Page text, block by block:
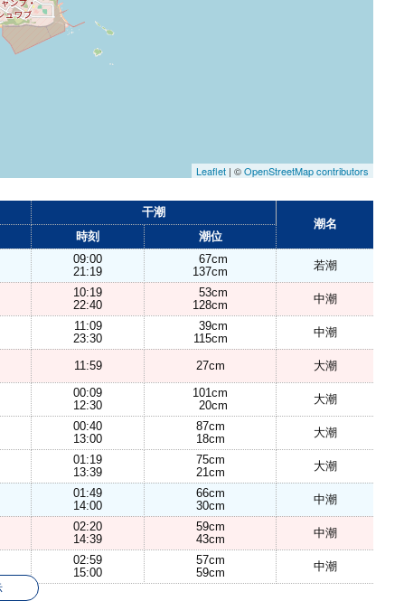
Leaflet | ©OpenStreetMap contributors
干潮
潮名
時刻 潮位
09:00
21:19
67cm
137cm
若潮
10:19
22:40
53cm
128cm
中潮
11:09
23:30
39cm
115cm
中潮
11:59 27cm 大潮
00:09
12:30
101cm
20cm
大潮
00:40
13:00
87cm
18cm
大潮
01:19
13:39
75cm
21cm
大潮
01:49
14:00
66cm
30cm
中潮
02:20
14:39
59cm
43cm
中潮
02:59
15:00
57cm
59cm
中潮